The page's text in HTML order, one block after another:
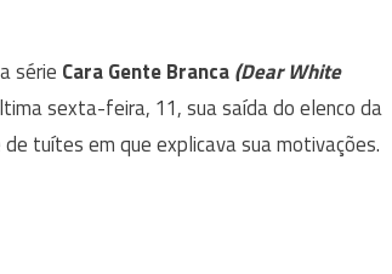
série Cara Gente Branca(Dear White
sexta-feira, 11, sua saída do elenco da
tuítes em que explicava sua motivações.